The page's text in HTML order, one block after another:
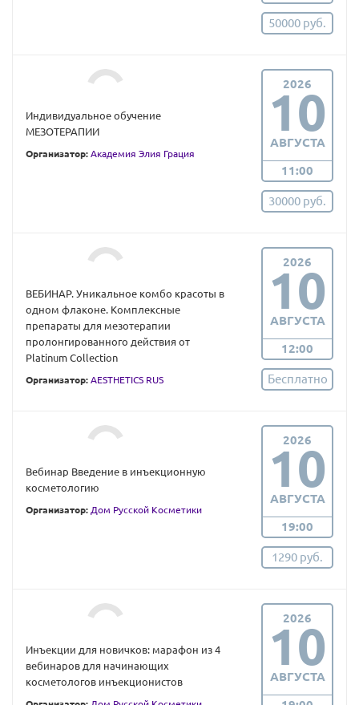
50000 руб.
Индивидуальное обучение
МЕЗОТЕРАПИИ
Организатор: Академия Элия Грация
2026
10
АВГУСТА
11:00
30000 руб.
ВЕБИНАР. Уникальное комбо красоты в
одном флаконе. Комплексные
препараты для мезотерапии
пролонгированного действия от
Platinum Collection
Организатор: AESTHETICS RUS
2026
10
АВГУСТА
12:00
Бесплатно
Вебинар Введение в инъекционную
косметологию
Организатор: Дом Русской Косметики
2026
10
АВГУСТА
19:00
1290 руб.
Инъекции для новичков: марафон из 4
вебинаров для начинающих
косметологов инъекционистов
2026
10
АВГУСТА